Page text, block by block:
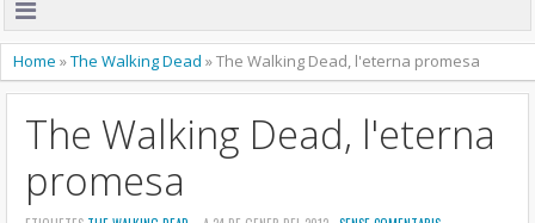
Home »The Walking Dead »The Walking Dead, l'eterna promesa
The Walking Dead, l'eterna
promesa